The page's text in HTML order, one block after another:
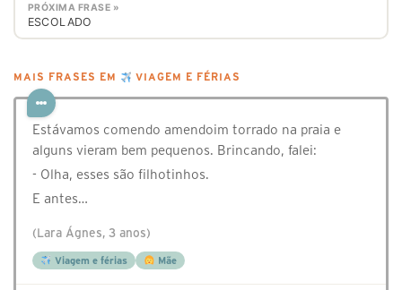
PRÓXIMA FRASE »
ESCOLADO
MAIS FRASES EM VIAGEM E FÉRIAS
Estávamos comendo amendoim torrado na praia e
alguns vieram bem pequenos. Brincando, falei:
- Olha, esses são filhotinhos.
E antes…
(Lara Ágnes, 3 anos)
Viagem e férias Mãe